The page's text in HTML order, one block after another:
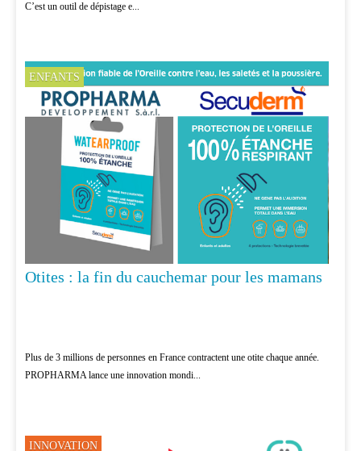
C’est un outil de dépistage e...
ENFANTS
Otites : la fin du cauchemar pour les mamans
Plus de 3 millions de personnes en France contractent une otite chaque année.
PROPHARMA lance une innovation mondi...
INNOVATION